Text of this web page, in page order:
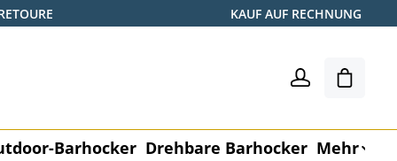
KAUF AUF RECHNUNG
Barhocker Drehbare Barhocker Mehr